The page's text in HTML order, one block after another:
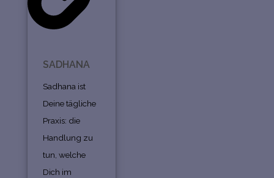
SADHANA
Sadhana ist
Deine tägliche
Praxis: die
Handlung zu
tun, welche
Dich im